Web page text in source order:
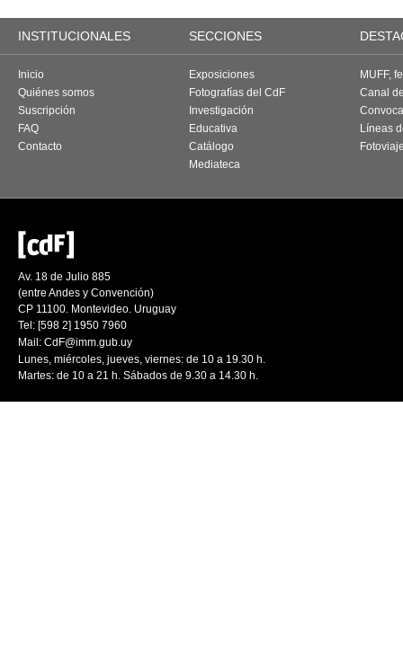
INSTITUCIONALES SECCIONES
Inicio
Quiénes somos
Suscripción
FAQ
Contacto
Exposiciones
Fotografías del CdF
Investigación
Educativa
Catálogo
Mediateca
MUFF,
Canal
Líneas
Av. 18 de Julio 885
(entre Andes y Convención)
CP 11100. Montevideo. Uruguay
Tel: [598 2] 1950 7960
Mail: CdF@imm.gub.uy
Lunes, miércoles, jueves, viernes: de 10 a 19.30 h.
Martes: de 10 a 21 h. Sábados de 9.30 a 14.30 h.